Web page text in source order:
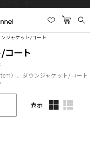
ジャケット/コート
コート
）、ダウンジャケット/コート
表示